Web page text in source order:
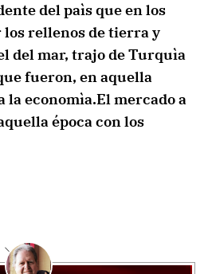
del paìs que en los
los rellenos de tierra y
del mar, trajo de Turquìa
fueron, en aquella
la economìa.El mercado a
época con los